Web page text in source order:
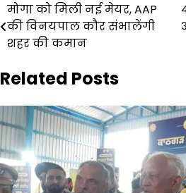
Post
navigation
मोगा को मिली नई मेयर, AAP
की विनयपाल कौर संभालेंगी
शहर की कमान
Related Posts